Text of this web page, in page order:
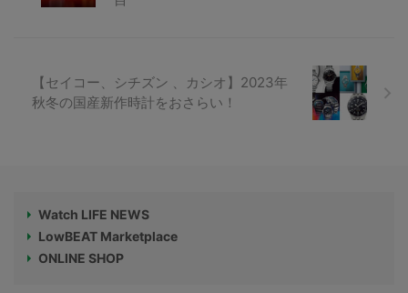
【セイコー、シチズン 、カシオ】2023年
秋冬の国産新作時計をおさらい！
Watch LIFE NEWS
LowBEAT Marketplace
ONLINE SHOP